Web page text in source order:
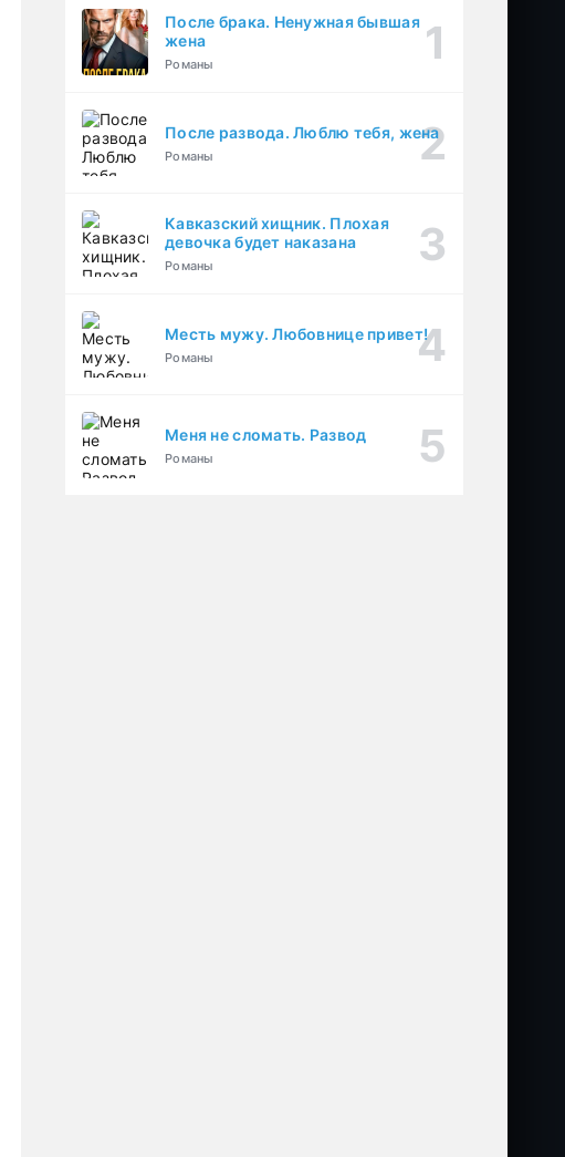
После брака. Ненужная бывшая
жена
Романы
После развода. Люблю тебя, жена
Романы
Кавказский хищник. Плохая
девочка будет наказана
Романы
Месть мужу. Любовнице привет!
Романы
Меня не сломать. Развод
Романы